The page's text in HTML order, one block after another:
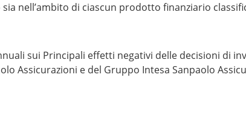
nell’ambito di ciascun prodotto finanziario
sui Principali effetti negativi delle decisioni di
Assicurazioni e del Gruppo Intesa Sanpaolo